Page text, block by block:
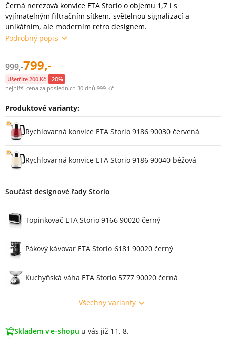
Černá nerezová konvice ETA Storio o objemu 1,7 l s
vyjímatelným filtračním sítkem, světelnou signalizací a
unikátním, ale moderním retro designem.
Podrobný popis
999,-799,-
Ušetříte 200 Kč -20%
nejnižší cena za posledních 30 dnů 999 Kč
Produktové varianty:
Varianty
Rychlovarná konvice ETA Storio 9186 90030 červená
Rychlovarná konvice ETA Storio 9186 90040 béžová
Součást designové řady Storio
Topinkovač ETA Storio 9166 90020 černý
Pákový kávovar ETA Storio 6181 90020 černý
Kuchyňská váha ETA Storio 5777 90020 černá
Všechny varianty
Skladem v e-shopu u vás již 11. 8.